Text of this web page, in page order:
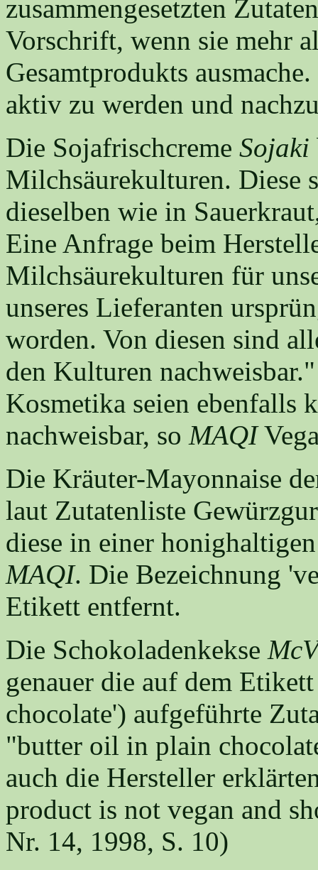
zusammengesetzten
Vorschrift, wenn sie mehr
Gesamtprodukts
aktiv zu werden und
Die Sojafrischcreme Sojaki
Milchsäurekulturen. Diese
dieselben wie in
Eine Anfrage beim
Milchsäurekulturen für
unseres Lieferanten
worden. Von diesen sind
den Kulturen
Kosmetika seien ebenfalls
nachweisbar, so MAQI
Die Kräuter-Mayonnaise
laut Zutatenliste
diese in einer
MAQI. Die Bezeichnung
Etikett entfernt.
Die Schokoladenkekse
genauer die auf dem
chocolate') aufgeführte
"butter oil in plain
auch die Hersteller
product is not vegan and
Nr. 14, 1998, S. 10)